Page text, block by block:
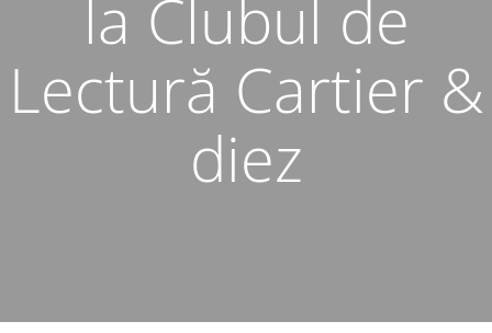
la Clubul de
Lectură Cartier &
diez